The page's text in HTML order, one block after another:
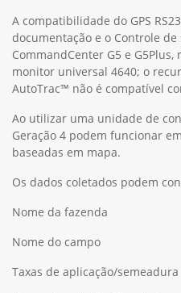
A compatibilidade do GPS
documentação e o Controle
CommandCenter G5 e
monitor universal 4640; o
AutoTrac™ não é compatível
Ao utilizar uma unidade de
Geração 4 podem funcionar
baseadas em mapa.
Os dados coletados podem
Nome da fazenda
Nome do campo
Taxas de aplicação/semeadura